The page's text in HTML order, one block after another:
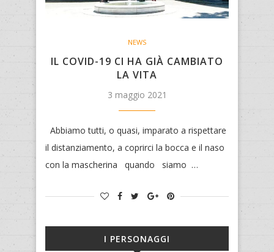
NEWS
IL COVID-19 CI HA GIÀ CAMBIATO
LA VITA
3 maggio 2021
Abbiamo tutti, o quasi, imparato a rispettare
il distanziamento, a coprirci la bocca e il naso
con la mascherina quando siamo …
I PERSONAGGI